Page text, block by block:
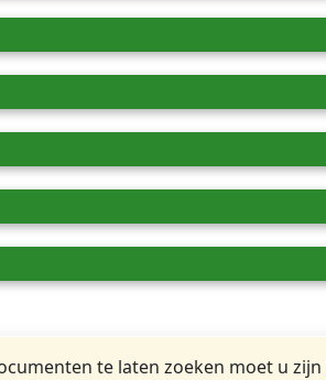
te laten zoeken moet u zijn